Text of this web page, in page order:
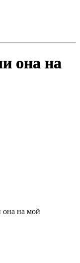
она на
на мой